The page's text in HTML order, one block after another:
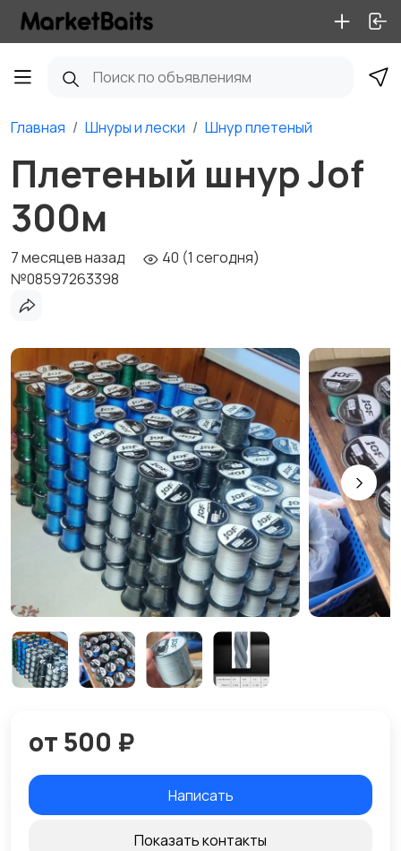
Главная Шнуры и лески Шнур плетеный
Плетеный шнур Jof
300м
7 месяцев назад
40 (1 сегодня)
№08597263398
от 500 ₽
Написать
Показать контакты